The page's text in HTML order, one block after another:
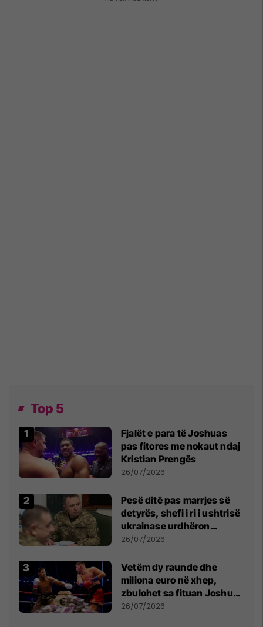
Top 5
Fjalët e para të Joshuas
pas fitores me nokaut ndaj
Kristian Prengës
26/07/2026
Pesë ditë pas marrjes së
detyrës, shefi i ri i ushtrisë
ukrainase urdhëron
kontroll të madh
26/07/2026
Vetëm dy raunde dhe
miliona euro në xhep,
zbulohet sa fituan Joshua
e Prenga
26/07/2026